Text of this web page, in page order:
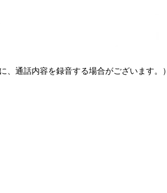
通話内容を録音する場合がございます。）